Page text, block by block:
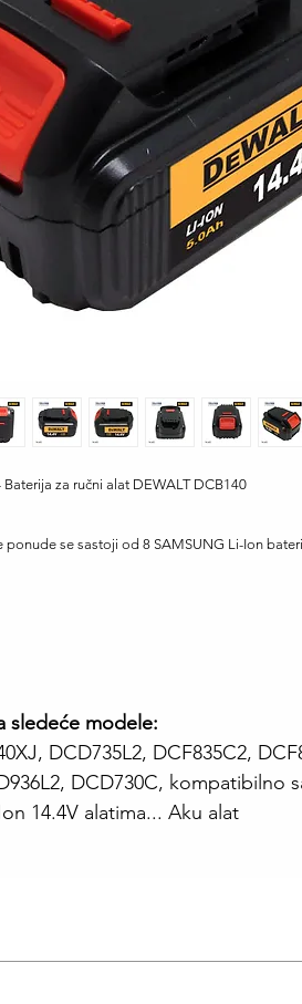
za ručni alat DEWALT DCB140
se sastoji od 8 SAMSUNG Li-Ion
sledeće modele:
DCD735L2, DCF835C2,
DCD730C, kompatibilno
14.4V alatima... Aku alat